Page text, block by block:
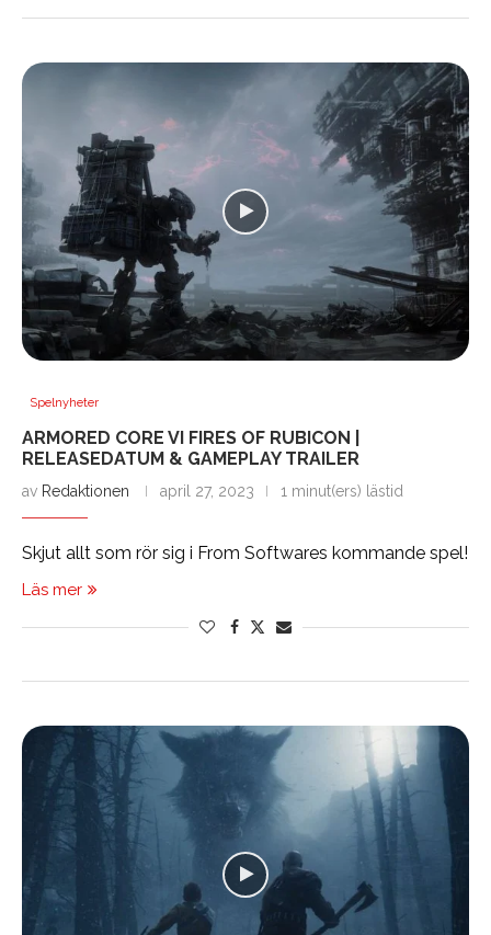
Spelnyheter
ARMORED CORE VI FIRES OF RUBICON |
RELEASEDATUM & GAMEPLAY TRAILER
av Redaktionen april 27, 2023 1 minut(ers) lästid
Skjut allt som rör sig i From Softwares kommande spel!
Läs mer